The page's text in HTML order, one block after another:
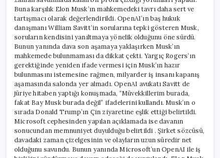
Buna karşılık Elon Musk’ın mahkemedeki tavrı daha sert ve
tartışmacı olarak değerlendirildi. OpenAI’ın baş hukuk
danışmanı William Savitt’in sorularına tepki gösteren Musk,
soruların kendisini yanıltmaya yönelik olduğunu öne sürdü.
Bunun yanında dava son aşamaya yaklaşırken Musk’ın
mahkemede bulunmaması da dikkat çekti. Yargıç Rogers’ın
gerektiğinde yeniden ifade vermesi için Musk’ın hazır
bulunmasını istemesine rağmen, milyarder iş insanı kapanış
aşamasında salonda yer almadı. OpenAI avukatı Savitt de
jüriye hitaben yaptığı konuşmada, “Müvekkillerim burada,
fakat Bay Musk burada değil” ifadelerini kullandı. Musk’ın o
sırada Donald Trump’ın Çin ziyaretine eşlik ettiği belirtildi.
Microsoft cephesinden yapılan açıklamada ise davanın
sonucundan memnuniyet duyulduğu belirtildi . Şirket sözcüsü,
davadaki zaman çizelgesinin ve olayların uzun süredir net
olduğunu savundu. Bunun yanında Microsoft’un OpenAI ile iş